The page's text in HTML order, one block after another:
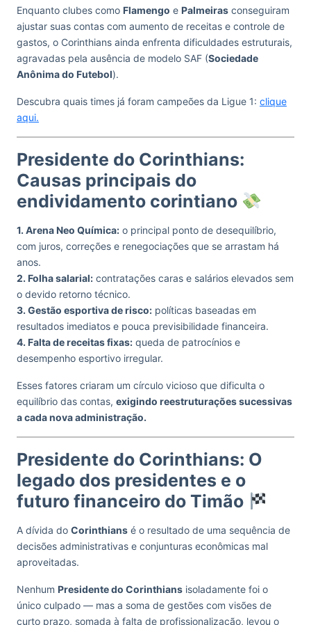
Enquanto clubes como Flamengo e Palmeiras conseguiram
ajustar suas contas com aumento de receitas e controle de
gastos, o Corinthians ainda enfrenta dificuldades estruturais,
agravadas pela ausência de modelo SAF (Sociedade
Anônima do Futebol).
Descubra quais times já foram campeões da Ligue 1: clique
aqui.
Presidente do Corinthians:
Causas principais do
endividamento corintiano
1. Arena Neo Química: o principal ponto de desequilíbrio,
com juros, correções e renegociações que se arrastam há
anos.
2. Folha salarial: contratações caras e salários elevados sem
o devido retorno técnico.
3. Gestão esportiva de risco: políticas baseadas em
resultados imediatos e pouca previsibilidade financeira.
4. Falta de receitas fixas: queda de patrocínios e
desempenho esportivo irregular.
Esses fatores criaram um círculo vicioso que dificulta o
equilíbrio das contas, exigindo reestruturações sucessivas
a cada nova administração.
Presidente do Corinthians: O
legado dos presidentes e o
futuro financeiro do Timão
A dívida do Corinthians é o resultado de uma sequência de
decisões administrativas e conjunturas econômicas mal
aproveitadas.
Nenhum Presidente do Corinthians isoladamente foi o
único culpado — mas a soma de gestões com visões de
curto prazo, somada à falta de profissionalização, levou o